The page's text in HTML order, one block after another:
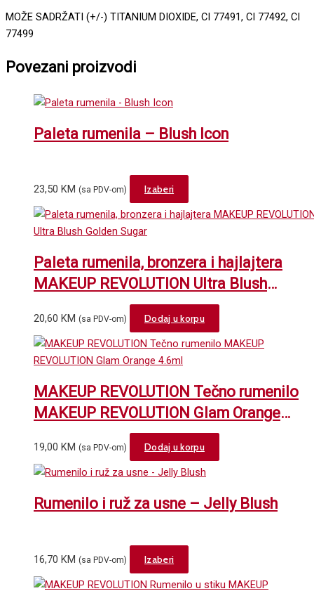
MOŽE SADRŽATI (+/-) TITANIUM DIOXIDE, CI 77491, CI 77492, CI
77499
Povezani proizvodi
Paleta rumenila – Blush Icon
23,50 KM (sa PDV-om) Izaberi
product
has
variants.
The
options
may
be
chosen
product
page
Paleta rumenila, bronzera i hajlajtera
MAKEUP REVOLUTION Ultra Blush
20,60 KM (sa PDV-om) Dodaj u korpu
MAKEUP REVOLUTION Tečno rumenilo
MAKEUP REVOLUTION Glam Orange
19,00 KM (sa PDV-om) Dodaj u korpu
Rumenilo i ruž za usne – Jelly Blush
16,70 KM (sa PDV-om) Izaberi
product